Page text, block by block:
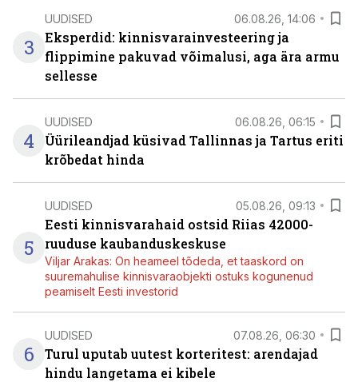
3
UUDISED 06.08.26, 14:06
Eksperdid: kinnisvarainvesteering ja
flippimine pakuvad võimalusi, aga ära armu
sellesse
4
UUDISED 06.08.26, 06:15
Üürileandjad küsivad Tallinnas ja Tartus eriti
krõbedat hinda
5
UUDISED 05.08.26, 09:13
Eesti kinnisvarahaid ostsid Riias 42000-
ruuduse kaubanduskeskuse
Viljar Arakas: On heameel tõdeda, et taaskord on
suuremahulise kinnisvaraobjekti ostuks kogunenud
peamiselt Eesti investorid
6
UUDISED 07.08.26, 06:30
Turul uputab uutest korteritest: arendajad
hindu langetama ei kibele